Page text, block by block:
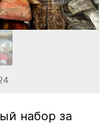
набор за